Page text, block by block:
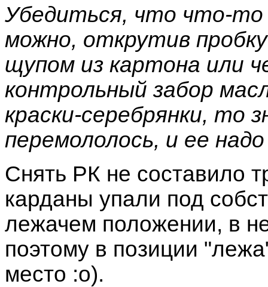
Убедиться, что что-
можно, открутив
щупом из картона или
контрольный забор
краски-серебрянки, то
перемололось, и ее
Снять РК не составило
карданы упали под
лежачем положении, в
поэтому в позиции
место :о).